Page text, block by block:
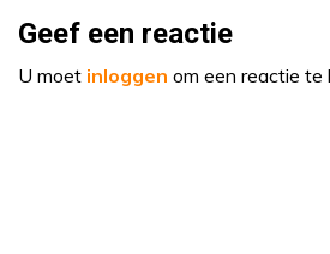
Geef een reactie
U moet inloggen om een reactie te